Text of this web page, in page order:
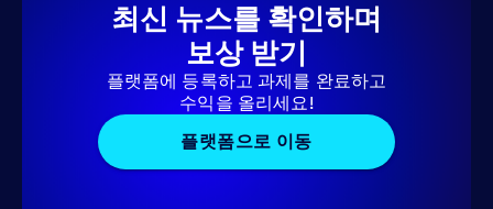
최신 뉴스를 확인하며
보상 받기
플랫폼에 등록하고 과제를 완료하고
수익을 올리세요!
플랫폼으로 이동